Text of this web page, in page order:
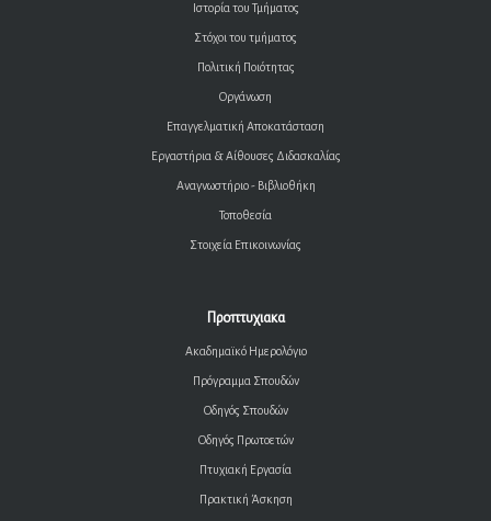
Ιστορία του Τμήματος
Στόχοι του τμήματος
Πολιτική Ποιότητας
Οργάνωση
Επαγγελματική Αποκατάσταση
Εργαστήρια & Αίθουσες Διδασκαλίας
Αναγνωστήριο - Βιβλιοθήκη
Τοποθεσία
Στοιχεία Επικοινωνίας
Προπτυχιακα
Ακαδημαϊκό Ημερολόγιο
Πρόγραμμα Σπουδών
Οδηγός Σπουδών
Οδηγός Πρωτοετών
Πτυχιακή Εργασία
Πρακτική Άσκηση